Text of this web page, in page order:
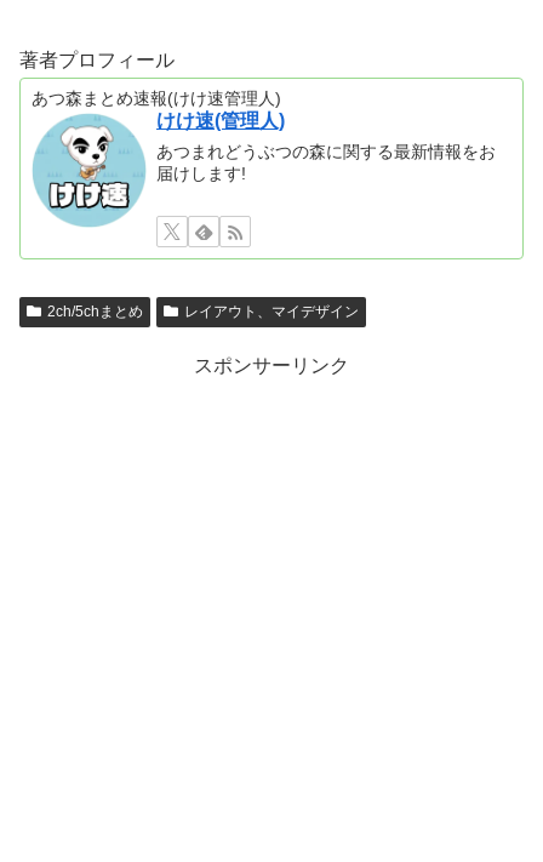
著者プロフィール
あつ森まとめ速報(けけ速管理人)
けけ速(管理人)
あつまれどうぶつの森に関する最新情報をお
届けします!
2ch/5chまとめ レイアウト、マイデザイン
スポンサーリンク